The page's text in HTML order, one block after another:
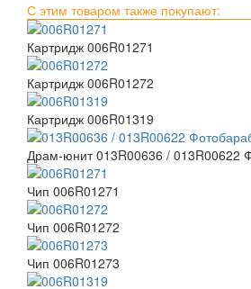
С этим товаром также покупают:
Картридж 006R01271
Картридж 006R01272
Картридж 006R01319
Драм-юнит 013R00636 / 013R00622
Чип 006R01271
Чип 006R01272
Чип 006R01273